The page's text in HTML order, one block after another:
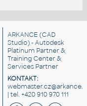
ARKANCE (CAD
Studio) - Autodesk
Platinum Partner &
Training Center &
Services Partner
KONTAKT:
| tel. +420 910 970 111